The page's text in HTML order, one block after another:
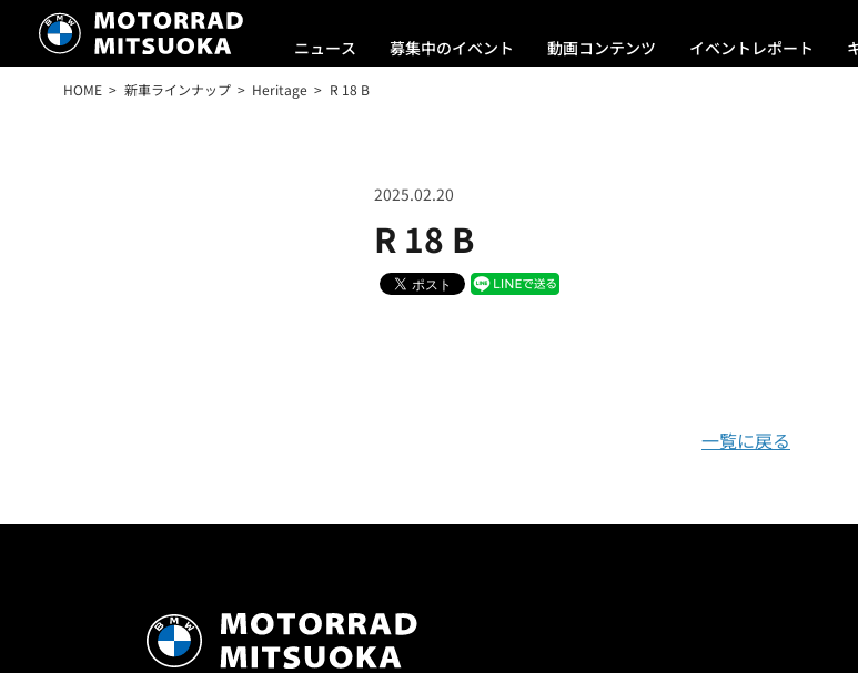
ニュース 募集中のイベント 動画コンテンツ イベントレポート
HOME 新車ラインナップ Heritage R 18 B
R 18 B
2025.02.20
一覧に戻る